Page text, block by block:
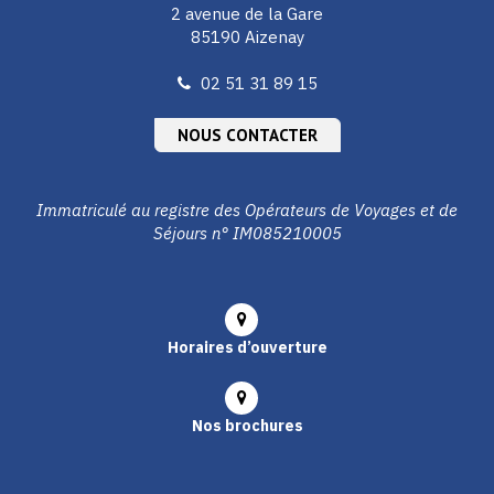
2 avenue de la Gare
85190 Aizenay
02 51 31 89 15
NOUS CONTACTER
Immatriculé au registre des Opérateurs de Voyages et de
Séjours n° IM085210005
Horaires d’ouverture
Nos brochures